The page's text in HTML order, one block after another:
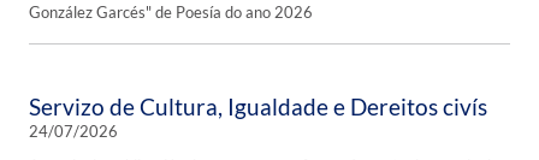
González Garcés" de Poesía do ano 2026
Servizo de Cultura, Igualdade e Dereitos civís
24/07/2026